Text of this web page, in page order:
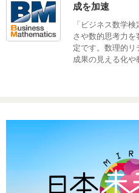
成を加速
「ビジネス数学
さや数的思考力を
定です。数理的リ
成果の見える化や